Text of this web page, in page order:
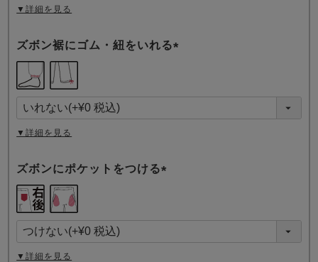
▼詳細を見る
ズボン裾にゴム・紐をいれる
須
)
▼詳細を見る
ズボンにポケットをつける
須
)
▼詳細を見る